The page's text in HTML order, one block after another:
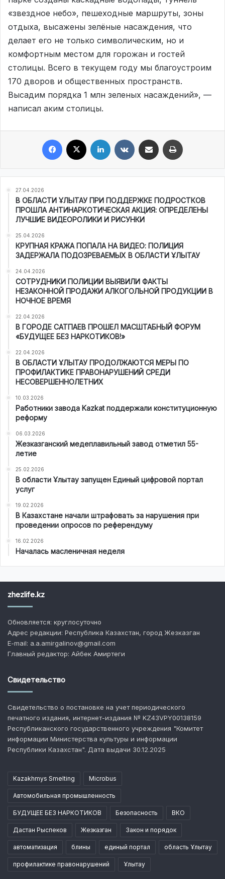
«звездное небо», пешеходные маршруты, зоны
отдыха, высажены зелёные насаждения, что
делает его не только символическим, но и
комфортным местом для горожан и гостей
столицы. Всего в текущем году мы благоустроим
170 дворов и общественных пространств.
Высадим порядка 1 млн зеленых насаждений», —
написал аким столицы.
27.04.2026
В ОБЛАСТИ ҰЛЫТАУ ПРИ ПОДДЕРЖКЕ ПОДРОСТКОВ
ПРОШЛА АНТИНАРКОТИЧЕСКАЯ АКЦИЯ: ОПРЕДЕЛЕНЫ
ЛУЧШИЕ ВИДЕОРОЛИКИ И РИСУНКИ
25.04.2026
КРУПНАЯ КРАЖА ПОПАЛА НА ВИДЕО: ПОЛИЦИЯ
ЗАДЕРЖАЛА ПОДОЗРЕВАЕМЫХ В ОБЛАСТИ ҰЛЫТАУ
24.04.2026
СОТРУДНИКИ ПОЛИЦИИ ВЫЯВИЛИ ФАКТЫ
НЕЗАКОННОЙ ПРОДАЖИ АЛКОГОЛЬНОЙ ПРОДУКЦИИ В
НОЧНОЕ ВРЕМЯ
22.04.2026
В ГОРОДЕ САТПАЕВ ПРОШЕЛ МАСШТАБНЫЙ ФОРУМ
«БУДУЩЕЕ БЕЗ НАРКОТИКОВ!»
22.04.2026
В ОБЛАСТИ ҰЛЫТАУ ПРОДОЛЖАЮТСЯ МЕРЫ ПО
ПРОФИЛАКТИКЕ ПРАВОНАРУШЕНИЙ СРЕДИ
НЕСОВЕРШЕННОЛЕТНИХ
10.03.2026
Работники завода Kazkat поддержали конституционную
реформу
06.03.2026
Жезказганский медеплавильный завод отметил 55-
летие
25.02.2026
В области Ұлытау запущен Единый цифровой портал
услуг
19.02.2026
В Казахстане начали штрафовать за нарушения при
проведении опросов по референдуму
16.02.2026
Началась масленичная неделя
zhezlife.kz
Обновляется: круглосуточно
Адрес редакции: Республика Казахстан, город Жезказган
E-mail: a.a.amirgalinov@gmail.com
Главный редактор: Айбек Амиртеги
Свидетельство
Свидетельство о постановке на учет периодического
печатного издания, интернет-издания № KZ43VPY00138159
Республиканского государственного учреждения "Комитет
информации Министерства культуры и информации
Республики Казахстан". Дата выдачи 30.12.2025
Kazakhmys Smelting Microbus
Автомобильная промышленность
БУДУЩЕЕ БЕЗ НАРКОТИКОВ Безопасность ВКО
Дастан Рыспеков Жезказган Закон и порядок
автоматизация блины единый портал область Ұлытау
профилактике правонарушений Ұлытау